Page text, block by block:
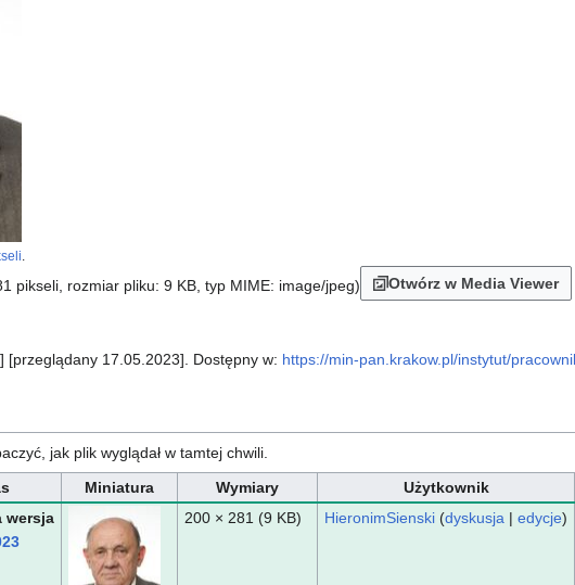
pikseli, rozmiar pliku: 9 KB, typ MIME: image/jpeg) Otwórz w Media Viewer
[przeglądany 17.05.2023]. Dostępny w: https://min-pan.krakow.pl/instytut/
jak plik wyglądał w tamtej chwili.
Miniatura Wymiary Użytkownik
wersja
200 × 281 (9 KB) HieronimSienski (dyskusja | edycje)